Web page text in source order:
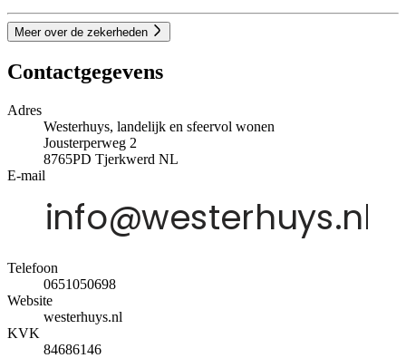
Meer over de zekerheden
Contactgegevens
Adres
Westerhuys, landelijk en sfeervol wonen
Jousterperweg 2
8765PD Tjerkwerd NL
E-mail
Telefoon
0651050698
Website
westerhuys.nl
KVK
84686146